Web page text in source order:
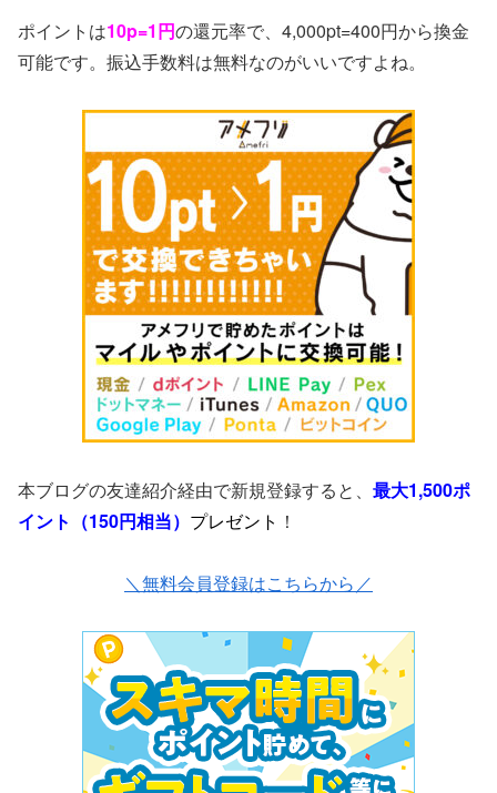
ポイントは10p=1円の還元率で、4,000pt=400円から換金
可能です。振込手数料は無料なのがいいですよね。
本ブログの友達紹介経由で新規登録すると、 最大1,500ポ
イント（150円相当） プレゼント ！
＼無料会員登録はこちらから／